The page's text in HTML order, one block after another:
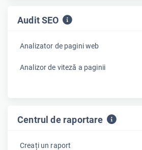
Audit SEO
Analizator de pagini web
Analizor de viteză a paginii
Centrul de raportare
Creați un raport